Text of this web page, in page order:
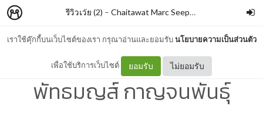
เราใช้คุ๊กกี้บนเว็บไซต์ของเรา กรุณาอ่านและยอมรับนโยบายความเป็นส่วนตัว
เพื่อใช้บริการเว็บไซต์ ยอมรับ ไม่ยอมรับ
รีวิวเว้ย (2) – Chaitawat Marc Seephongsai
ตามติดชีวิตอินเดีย 2 By ขิม
พัทธมญส์ กาญจนพันธุ์